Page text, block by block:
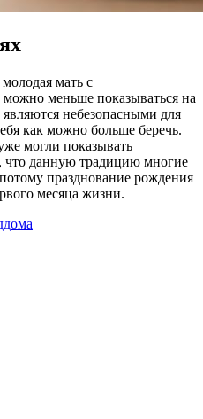
мать с
меньше показываться на
небезопасными для
как можно больше беречь.
могли показывать
данную традицию многие
празднование рождения
месяца жизни.